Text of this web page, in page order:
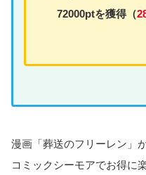
72000ptを獲得（
漫画「葬送のフリーレン」
コミックシーモアでお得に